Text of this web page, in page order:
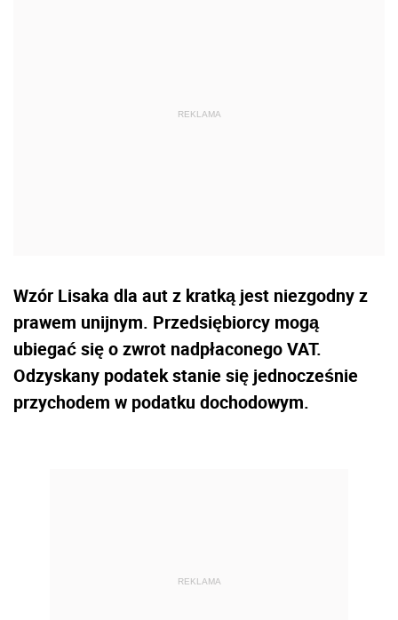
Wzór Lisaka dla aut z kratką jest niezgodny z
prawem unijnym. Przedsiębiorcy mogą
ubiegać się o zwrot nadpłaconego VAT.
Odzyskany podatek stanie się jednocześnie
przychodem w podatku dochodowym.
REKLAMA